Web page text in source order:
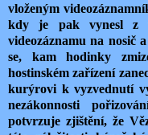
vloženým
kdy je pak vynesl z
videozáznamu na nosič
se, kam hodinky
hostinském zařízení
kurýrovi k vyzvednutí
nezákonnosti
potvrzuje zjištění, že